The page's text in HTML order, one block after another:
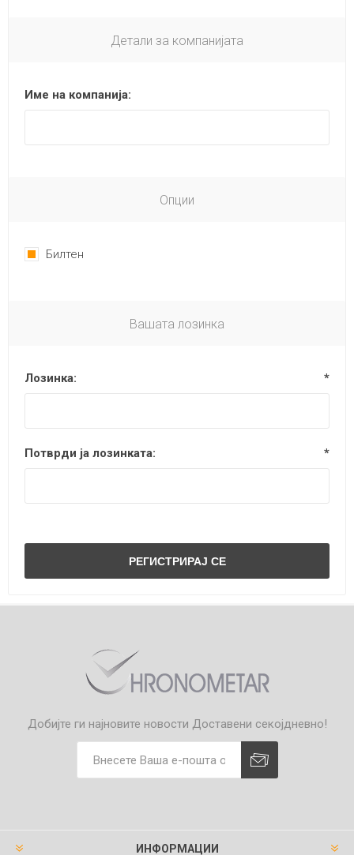
Детали за компанијата
Име на компанија:
Опции
Билтен
Вашата лозинка
Лозинка: *
Потврди ја лозинката: *
Добијте ги најновите новости Доставени секојдневно!
ИНФОРМАЦИИ